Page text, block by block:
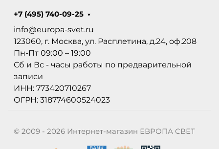
+7 (495) 740-09-25
info@europa-svet.ru
123060, г. Москва, ул. Расплетина, д.24, оф.208
Пн-Пт 09:00 – 19:00
Сб и Вс - часы работы по предварительной
записи
ИНН: 773420710267
ОГРН: 318774600524023
© 2009 - 2026 Интернет-магазин ЕВРОПА СВЕТ